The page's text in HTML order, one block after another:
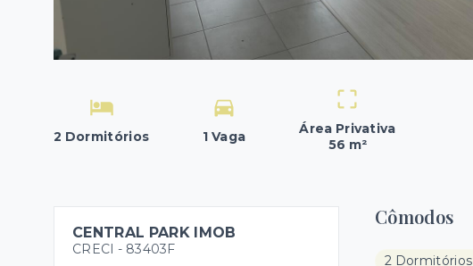
2 Dormitórios 1 Vaga
Área Privativa
56 m²
CENTRAL PARK IMOB
CRECI - 83403F
Cômodos
2 Dormitórios